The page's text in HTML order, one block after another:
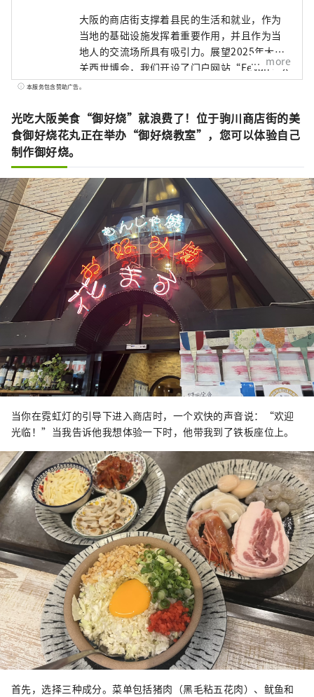
大阪的商店街支撑着县民的生活和就业，作为
当地的基础设施发挥着重要作用，并且作为当
地人的交流场所具有吸引力。展望2025年大阪/
关西世博会，我们开设了门户网站“Eeyan！大
阪商店街”，作为传达大阪商店街和商店的吸
圈！下次我们也去吧！” 请利用“Eeyan！大
阪商店街”与商店街的奇妙邂逅，例如发现当
more
本服务包含赞助广告。
光吃大阪美食“御好烧”就浪费了！位于驹川商店街的美
食御好烧花丸正在举办“御好烧教室”，您可以体验自己
制作御好烧。
当你在霓虹灯的引导下进入商店时，一个欢快的声音说：“欢迎
光临！”当我告诉他我想体验一下时，他带我到了铁板座位上。
首先，选择三种成分。菜单包括猪肉（黑毛粘五花肉）、鱿鱼和